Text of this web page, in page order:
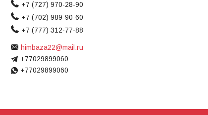
+7 (727) 970-28-90
+7 (702) 989-90-60
+7 (777) 312-77-88
himbaza22@mail.ru
+77029899060
+77029899060